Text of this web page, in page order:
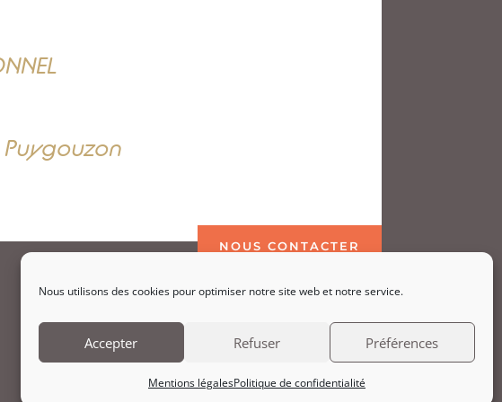
Nous utilisons des cookies pour optimiser notre site web et notre service.
Accepter Refuser Préférences
Mentions légalesPolitique de confidentialité
NOUS CONTACTER